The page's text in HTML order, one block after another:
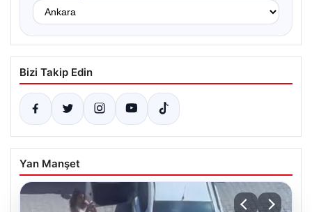
Bizi Takip Edin
Yan Manşet